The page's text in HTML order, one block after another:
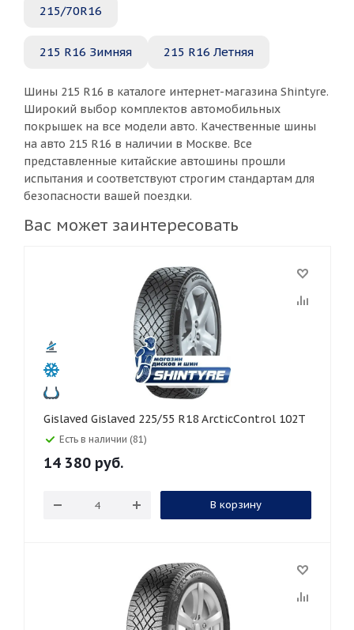
215/70R16
215 R16 Зимняя 215 R16 Летняя
Шины 215 R16 в каталоге интернет-магазина Shintyre.
Широкий выбор комплектов автомобильных
покрышек на все модели авто. Качественные шины
на авто 215 R16 в наличии в Москве. Все
представленные китайские автошины прошли
испытания и соответствуют строгим стандартам для
безопасности вашей поездки.
Вас может заинтересовать
Gislaved Gislaved 225/55 R18 ArcticControl 102T
Есть в наличии (81)
14 380 руб.
В корзину